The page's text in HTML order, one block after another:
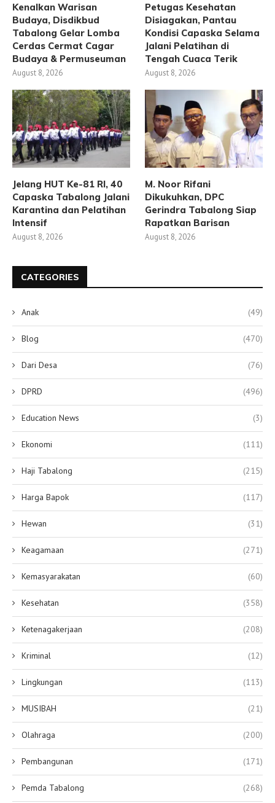
Kenalkan Warisan
Budaya, Disdikbud
Tabalong Gelar Lomba
Cerdas Cermat Cagar
Budaya & Permuseuman
August 8, 2026
Petugas Kesehatan
Disiagakan, Pantau
Kondisi Capaska Selama
Jalani Pelatihan di
Tengah Cuaca Terik
August 8, 2026
Jelang HUT Ke-81 RI, 40
Capaska Tabalong Jalani
Karantina dan Pelatihan
Intensif
August 8, 2026
M. Noor Rifani
Dikukuhkan, DPC
Gerindra Tabalong Siap
Rapatkan Barisan
August 8, 2026
CATEGORIES
Anak (49)
Blog (470)
Dari Desa (76)
DPRD (496)
Education News (3)
Ekonomi (111)
Haji Tabalong (215)
Harga Bapok (117)
Hewan (31)
Keagamaan (271)
Kemasyarakatan (60)
Kesehatan (358)
Ketenagakerjaan (208)
Kriminal (12)
Lingkungan (113)
MUSIBAH (21)
Olahraga (200)
Pembangunan (171)
Pemda Tabalong (268)